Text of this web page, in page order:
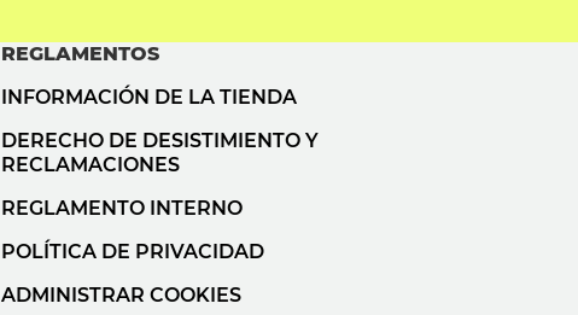
REGLAMENTOS
INFORMACIÓN DE LA TIENDA
DERECHO DE DESISTIMIENTO Y
RECLAMACIONES
REGLAMENTO INTERNO
POLÍTICA DE PRIVACIDAD
ADMINISTRAR COOKIES